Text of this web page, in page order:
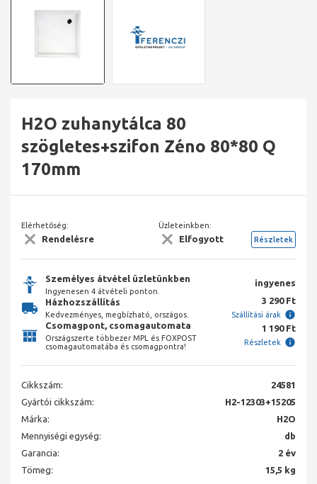
H2O zuhanytálca 80
szögletes+szifon Zéno 80*80 Q
170mm
Elérhetőség:
Rendelésre
Üzleteinkben:
Elfogyott Részletek
Személyes átvétel üzletünkben
Ingyenesen 4 átvételi ponton.
ingyenes
Házhozszállítás
Kedvezményes, megbízható, országos.
3 290 Ft
Szállítási árak
Csomagpont, csomagautomata
Országszerte többezer MPL és FOXPOST
csomagautomatába és csomagpontra!
1 190 Ft
Részletek
Cikkszám:
24581
Gyártói cikkszám:
H2-12303+15205
Márka:
H2O
Mennyiségi egység:
db
Garancia:
2 év
Tömeg:
15,5 kg